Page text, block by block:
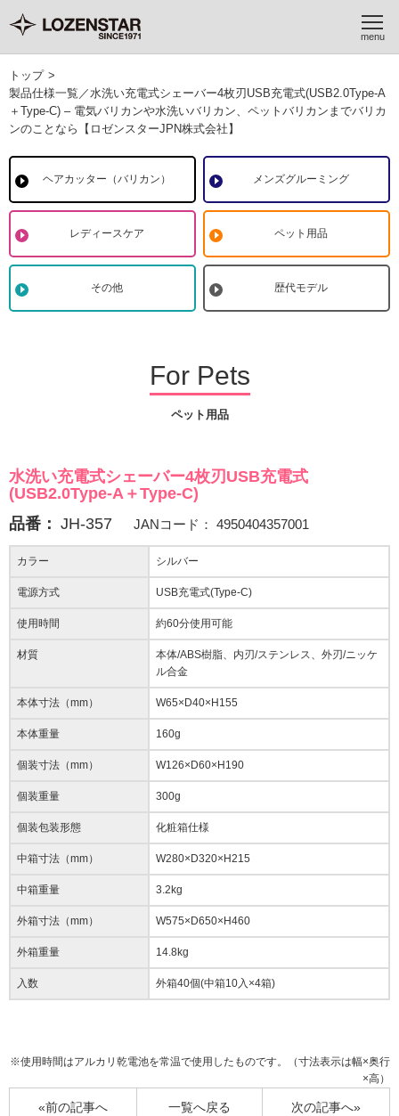
トップ >
製品仕様一覧／水洗い充電式シェーバー4枚刃USB充電式(USB2.0Type-A
＋Type-C) – 電気バリカンや水洗いバリカン、ペットバリカンまでバリカ
ンのことなら【ロゼンスターJPN株式会社】
ヘアカッター（バリカン） メンズグルーミング
レディースケア ペット用品
その他 歴代モデル
For Pets
ペット用品
水洗い充電式シェーバー4枚刃USB充電式
(USB2.0Type-A＋Type-C)
品番： JH-357 JANコード： 4950404357001
カラー シルバー
電源方式 USB充電式(Type-C)
使用時間 約60分使用可能
材質
本体/ABS樹脂、内刃/ステンレス、外刃/ニッケ
ル合金
本体寸法（mm） W65×D40×H155
本体重量 160g
個装寸法（mm） W126×D60×H190
個装重量 300g
個装包装形態 化粧箱仕様
中箱寸法（mm） W280×D320×H215
中箱重量 3.2kg
外箱寸法（mm） W575×D650×H460
外箱重量 14.8kg
入数 外箱40個(中箱10入×4箱)
※使用時間はアルカリ乾電池を常温で使用したものです。（寸法表示は幅×奥行
×高）
«前の記事へ 次の記事へ»
一覧へ戻る